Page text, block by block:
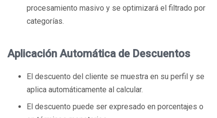
procesamiento masivo y se optimizará el filtrado por
categorías.
Aplicación Automática de Descuentos
El descuento del cliente se muestra en su perfil y se
aplica automáticamente al calcular.
El descuento puede ser expresado en porcentajes o